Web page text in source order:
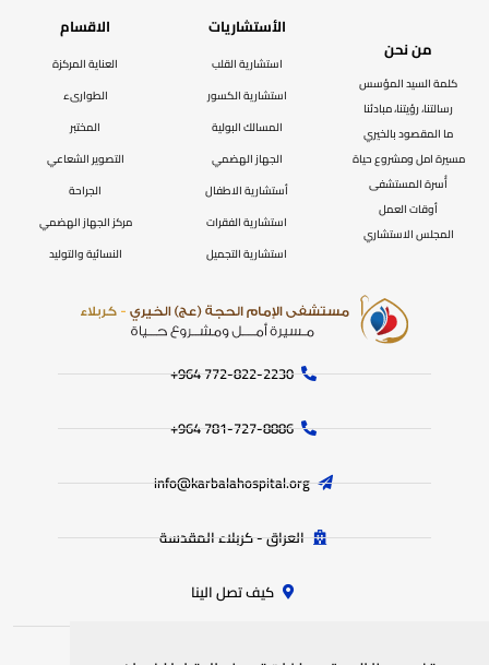
772-822-2230‏ 964+
781-727-8886 964+
info@karbalahospital.org
العراق - كربلاء المقدسة
كيف تصل الينا
الاقسام
العناية المركزة
الطوارىء
المختبر
التصوير الشعاعي
الجراحة
مركز الجهاز الهضمي
النسائية والتوليد
الأستشاريات
استشارية القلب
استشارية الكسور
المسالك البولية
الجهاز الهضمي
أستشارية الاطفال
استشارية الفقرات
استشارية التجميل
من نحن
كلمة السيد المؤسس
رسالتنا، رؤيتنا، مبادئنا
ما المقصود بالخيري
مسيرة امل ومشروع حياة
أُسرة المستشفى
أوقات العمل
المجلس الاستشاري